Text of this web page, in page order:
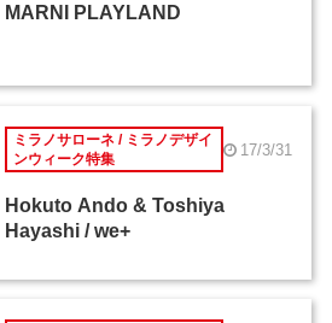
MARNI PLAYLAND
ミラノサローネ / ミラノデザイ
ンウィーク特集
17/3/31
Hokuto Ando & Toshiya
Hayashi / we+